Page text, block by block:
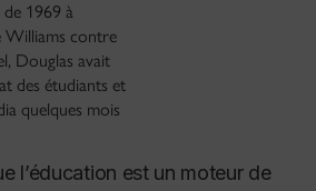
1969 à
Williams contre
Douglas avait
des étudiants et
quelques mois
l’éducation est un moteur de